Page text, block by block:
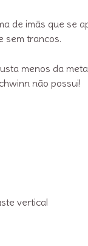
de imãs que se
sem trancos.
menos da
não possui!
vertical